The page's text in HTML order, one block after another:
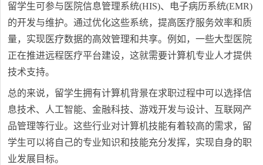
留学生可参与医院信息管理系统(HIS)、电子病历系统(EMR)
的开发与维护。通过优化这些系统，提高医疗服务效率和质
量，实现医疗数据的高效管理和共享。例如，一些大型医院
正在推进远程医疗平台建设，这就需要计算机专业人才提供
技术支持。
总的来说，留学生拥有计算机背景在求职过程中可以选择信
息技术、人工智能、金融科技、游戏开发与设计、互联网产
品管理等行业。这些行业对计算机技能有着较高的需求，留
学生可以将自己的专业知识和技能充分发挥，实现自身的职
业发展目标。